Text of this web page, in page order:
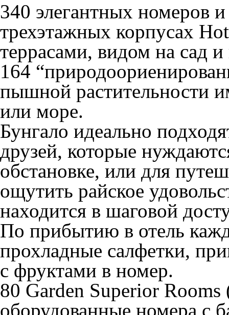
340 элегантных номеров
трехэтажных корпусах
террасами, видом на сад
164
пышной растительности
или море.
Бунгало идеально
друзей, которые
обстановке, или для
ощутить райское
находится в шаговой
По прибытию в отель
прохладные салфетки,
с фруктами в номер.
80 Garden Superior Rooms
оборудованные номера с